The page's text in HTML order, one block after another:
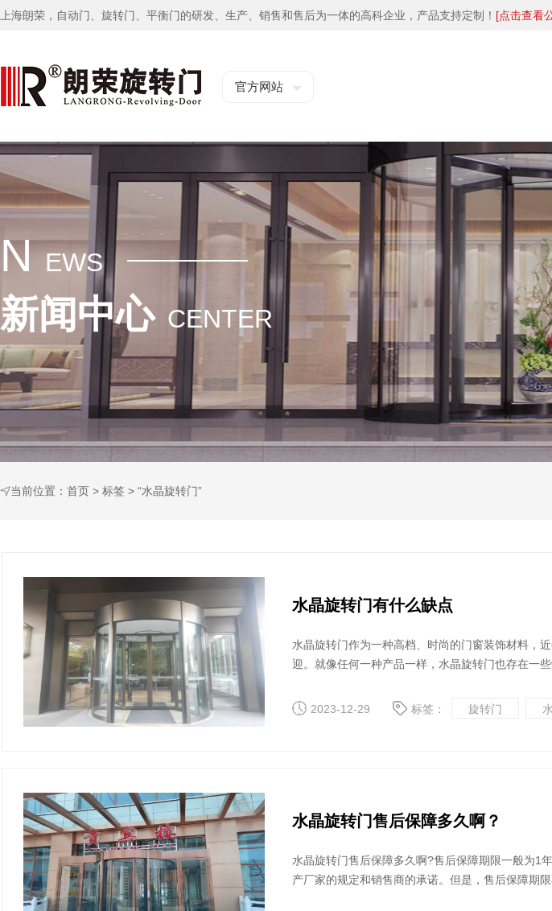
上海朗荣，自动门、旋转门、平衡门的研发、生产、销售和售后为一体的高科企业，产品支持定制！ [点击查看
官方网站
NEWS
新闻中心 CENTER
当前位置： 首页 > 标签 > “水晶旋转门”
水晶旋转门有什么缺点
水晶旋转门作为一种高档、时尚的门窗装饰材料，
迎。就像任何一种产品一样，水晶旋转门也存在一
2023-12-29
标签： 旋转门
水晶旋转门售后保障多久啊？
水晶旋转门售后保障多久啊?售后保障期限一般为1
产厂家的规定和销售商的承诺。但是，售后保障期